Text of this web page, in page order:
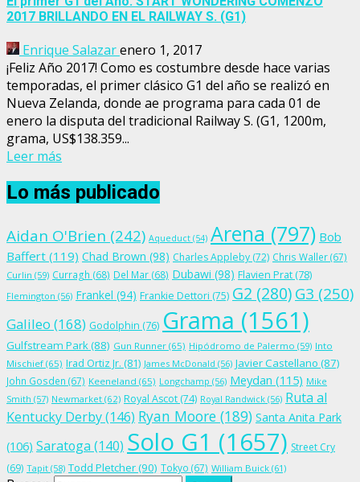
2017 BRILLANDO EN EL RAILWAY S. (G1)
Enrique Salazarenero 1, 2017
¡Feliz Año 2017! Como es costumbre desde hace varias
temporadas, el primer clásico G1 del año se realizó en
Nueva Zelanda, donde ae programa para cada 01 de
enero la disputa del tradicional Railway S. (G1, 1200m,
grama, US$138.359...
Leer más
Lo más publicado
Aidan O'Brien (242) Aqueduct (54) Arena (797) Bob
Baffert (119) Chad Brown (98) Charles Appleby (72) Chris Waller(67)
Curlin (59) Curragh (68) Del Mar (68) Dubawi (98) Flavien Prat (78)
Flemington (56) Frankel (94) Frankie Dettori (75) G2 (280)G3 (250)
Galileo (168) Godolphin (76) Grama (1561)
Gulfstream Park(88) Gun Runner (65) Hipódromo de Palermo (59) Into
Mischief (65) Irad Ortiz Jr. (81) James McDonald (56) Javier Castellano (87)
John Gosden (67) Keeneland (65) Longchamp (56) Meydan (115) Mike
Smith (57) Newmarket (62) Royal Ascot (74) Royal Randwick (56) Ruta al
Kentucky Derby(146) Ryan Moore (189) Santa Anita Park
(106) Saratoga (140) Solo G1 (1657) Street Cry
(69) Tapit (58) Todd Pletcher(90) Tokyo (67) William Buick (61)